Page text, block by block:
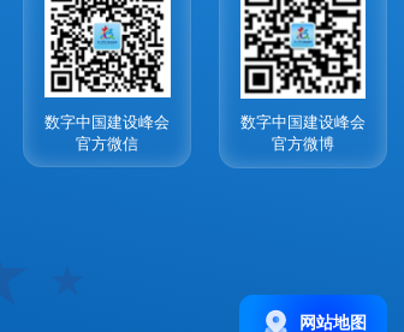
数字中国建设峰会
官方微信
数字中国建设峰会
官方微博
网站地图